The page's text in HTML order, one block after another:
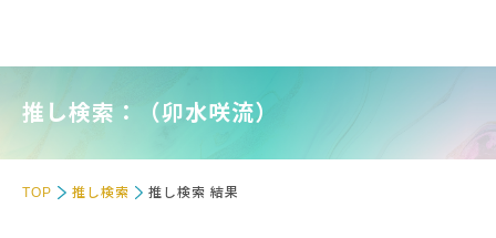
推し検索：（卯水咲流）
TOP 推し検索 推し検索 結果